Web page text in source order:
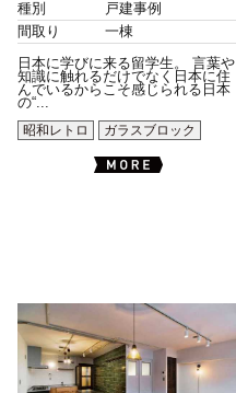
種別
戸建事例
間取り
一棟
日本に学びに来る留学生。 言葉や
知識に触れるだけでなく日本に住
んでいるからこそ感じられる日本
の“...
昭和レトロ
ガラスブロック